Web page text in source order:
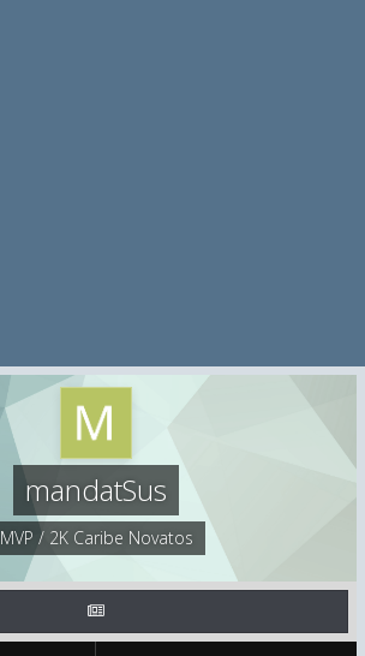
mandatSus
MVP / 2K Caribe Novatos